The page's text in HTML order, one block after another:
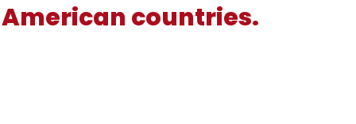
American countries.